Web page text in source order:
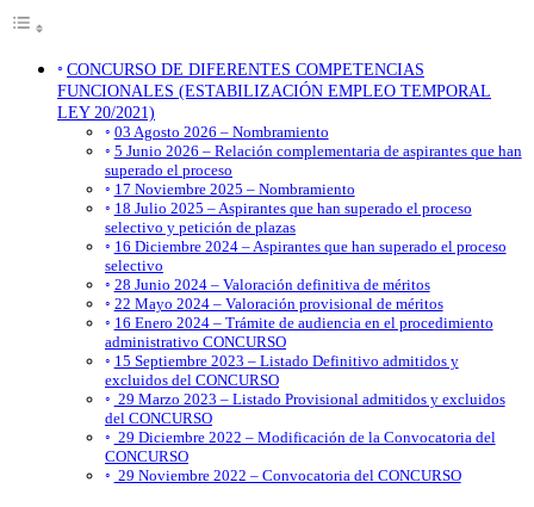
CONCURSO DE DIFERENTES COMPETENCIAS
FUNCIONALES (ESTABILIZACIÓN EMPLEO TEMPORAL
LEY 20/2021)
03 Agosto 2026 – Nombramiento
5 Junio 2026 – Relación complementaria de aspirantes que han
superado el proceso
17 Noviembre 2025 – Nombramiento
18 Julio 2025 – Aspirantes que han superado el proceso
selectivo y petición de plazas
16 Diciembre 2024 – Aspirantes que han superado el proceso
selectivo
28 Junio 2024 – Valoración definitiva de méritos
22 Mayo 2024 – Valoración provisional de méritos
16 Enero 2024 – Trámite de audiencia en el procedimiento
administrativo CONCURSO
15 Septiembre 2023 – Listado Definitivo admitidos y
excluidos del CONCURSO
29 Marzo 2023 – Listado Provisional admitidos y excluidos
del CONCURSO
29 Diciembre 2022 – Modificación de la Convocatoria del
CONCURSO
29 Noviembre 2022 – Convocatoria del CONCURSO